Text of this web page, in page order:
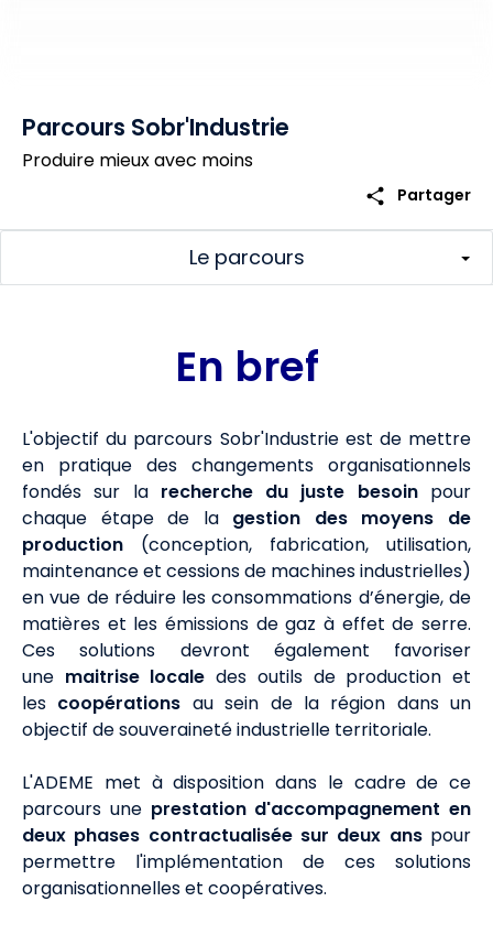
Parcours Sobr'Industrie
Produire mieux avec moins
share Partager
Le parcours
En bref
L'objectif du parcours Sobr'Industrie est de mettre
en pratique des changements organisationnels
fondés sur la recherche du juste besoinpour
chaque étape de la gestion des moyens de
production (conception, fabrication, utilisation,
maintenance et cessions de machines industrielles)
en vue de réduire les consommations d’énergie, de
matières et les émissions de gaz à effet de serre.
Ces solutions devront également favoriser
une maitrise locale des outils de production et
les coopérations au sein de la région dans un
objectif de souveraineté industrielle territoriale.
L'ADEME met à disposition dans le cadre de ce
parcours une prestation d'accompagnement en
deux phases contractualisée sur deux anspour
permettre l'implémentation de ces solutions
organisationnelles et coopératives.